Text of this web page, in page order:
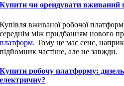
Купити чи орендувати вживаний
Купівля вживаної робочої
середнім між придбанням нового
платформ. Тому це має сенс,
підйомник частіше, але не завжди.
Купити робочу платформу:
електричну?